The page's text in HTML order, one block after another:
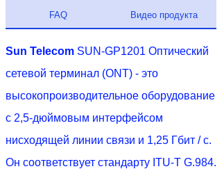
FAQ Видео продукта
Sun Telecom SUN-GP1201 Оптический
сетевой терминал (ONT) - это
высокопроизводительное оборудование
с 2,5-дюймовым интерфейсом
нисходящей линии связи и 1,25 Гбит / с.
Он соответствует стандарту ITU-T G.984.